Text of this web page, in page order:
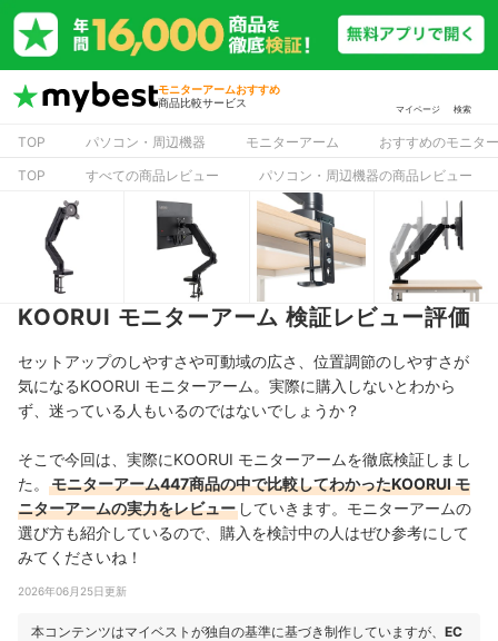
モニターアームおすすめ
商品比較サービス
マイページ 検索
TOP パソコン・周辺機器 モニターアーム
おすすめのモニタ
TOP
すべての商品レビュー パソコン・周辺機器の商品レビュー
KOORUI モニターアーム 検証レビュー評価
セットアップのしやすさや可動域の広さ、位置調節のしやすさが
気になるKOORUI モニターアーム。実際に購入しないとわから
ず、迷っている人もいるのではないでしょうか？
そこで今回は、実際にKOORUI モニターアームを徹底検証しまし
た。
モニターアーム447商品の中で比較してわかったKOORUI モ
ニターアームの実力をレビュー していきます。モニターアームの
選び方も紹介しているので、購入を検討中の人はぜひ参考にして
みてくださいね！
2026年06月25日更新
本コンテンツはマイベストが独自の基準に基づき制作していますが、 EC